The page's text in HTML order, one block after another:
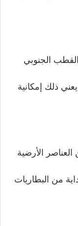
الجنوبي
ذلك إمكانية
الأرضية
من البطاريات